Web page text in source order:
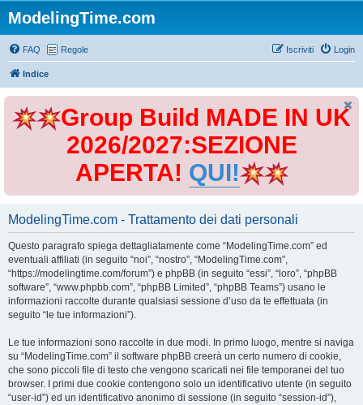
ModelingTime.com
FAQ Regole Login
Iscriviti
Indice
Group Build MADE IN UK
2026/2027:SEZIONE
APERTA! QUI!
ModelingTime.com - Trattamento dei dati personali
Questo paragrafo spiega dettagliatamente come “ModelingTime.com” ed
eventuali affiliati (in seguito “noi”, “nostro”, “ModelingTime.com”,
“https://modelingtime.com/forum”) e phpBB (in seguito “essi”, “loro”, “phpBB
software”, “www.phpbb.com”, “phpBB Limited”, “phpBB Teams”) usano le
informazioni raccolte durante qualsiasi sessione d’uso da te effettuata (in
seguito “le tue informazioni”).
Le tue informazioni sono raccolte in due modi. In primo luogo, mentre si naviga
su “ModelingTime.com” il software phpBB creerà un certo numero di cookie,
che sono piccoli file di testo che vengono scaricati nei file temporanei del tuo
browser. I primi due cookie contengono solo un identificativo utente (in seguito
“user-id”) ed un identificativo anonimo di sessione (in seguito “session-id”),